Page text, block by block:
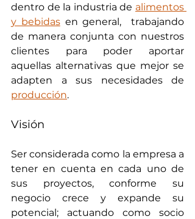
dentro de la industria de alimentos
y bebidas en general,  trabajando
de manera conjunta con nuestros
clientes para poder aportar
aquellas alternativas que mejor se
producción.
Visión
Ser considerada como la empresa a
tener en cuenta en cada uno de
sus proyectos, conforme su
negocio crece y expande su
potencial; actuando como socio